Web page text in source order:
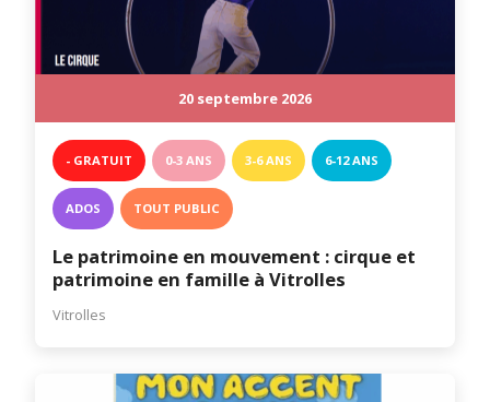
20 septembre 2026
- GRATUIT 0-3 ANS 3-6 ANS 6-12 ANS
ADOS TOUT PUBLIC
Le patrimoine en mouvement : cirque et
patrimoine en famille à Vitrolles
Vitrolles